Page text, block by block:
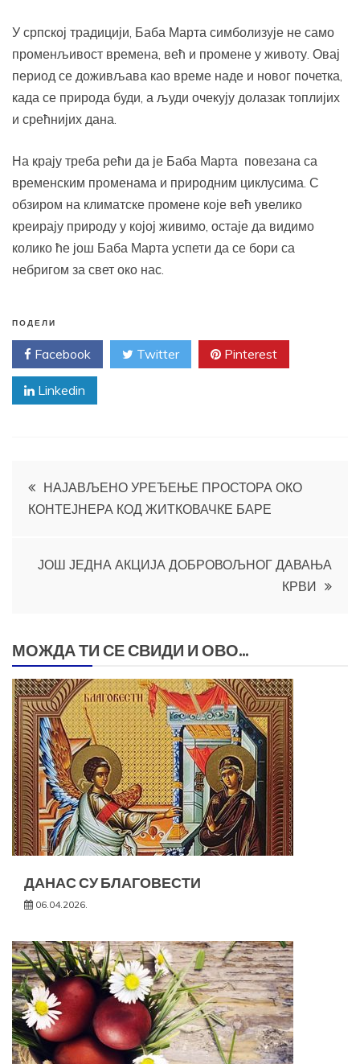
У српској традицији, Баба Марта симболизује не само
променљивост времена, већ и промене у животу. Овај
период се доживљава као време наде и новог почетка,
када се природа буди, а људи очекују долазак топлијих
и срећнијих дана.
На крају треба рећи да је Баба Марта повезана са
временским променама и природним циклусима. С
обзиром на климатске промене које већ увелико
креирају природу у којој живимо, остаје да видимо
колико ће још Баба Марта успети да се бори са
небригом за свет око нас.
ПОДЕЛИ
Facebook Twitter Pinterest
Linkedin
Кретање
чланка
НАЈАВЉЕНО УРЕЂЕЊЕ ПРОСТОРА ОКО
КОНТЕЈНЕРА КОД ЖИТКОВАЧКЕ БАРЕ
ЈОШ ЈЕДНА АКЦИЈА ДОБРОВОЉНОГ ДАВАЊА
КРВИ
МОЖДА ТИ СЕ СВИДИ И ОВО...
ДАНАС СУ БЛАГОВЕСТИ
06.04.2026.